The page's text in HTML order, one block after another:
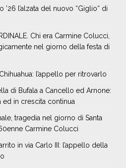
’26 l’alzata del nuovo “Giglio“ di
Chi era Carmine Colucci,
nel giorno della festa di
l’appello per ritrovarlo
di Bufala a Cancello ed Arnone:
ed in crescita continua
tragedia nel giorno di Santa
Carmine Colucci
in via Carlo III: l’appello della